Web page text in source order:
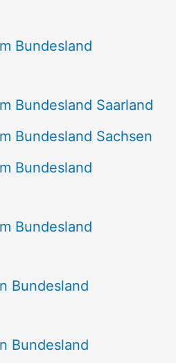
Bundesland
Bundesland Saarland
Bundesland Sachsen
Bundesland
Bundesland
Bundesland
Bundesland